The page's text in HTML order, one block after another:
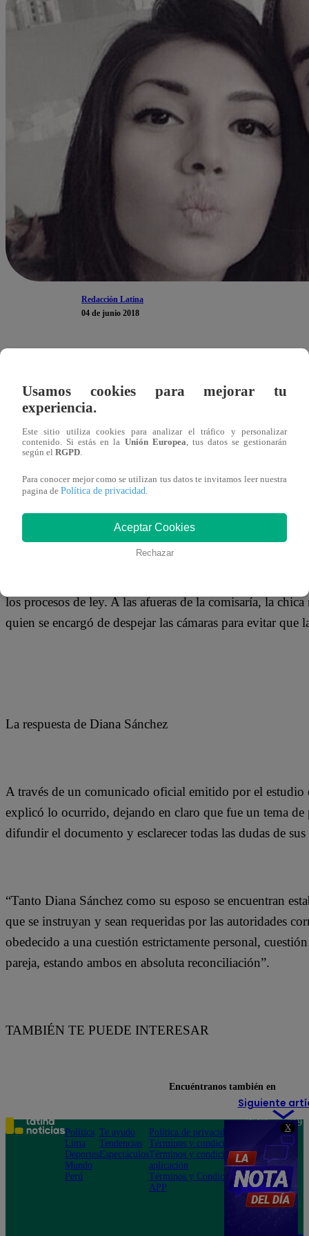
X
Redacción Latina
04 de junio 2018
su esposo Harold Cortez el pasado fin de semana. La
llevada a la comisaría de Miraflores donde permaneció
en la playa La Estrella, tras una discusión ella lo atacó
rostro. Luego de ser agredido, Harold denunció a su
los procesos de ley. A las afueras de la comisaría, la
quien se encargó de despejar las cámaras para evitar que
La respuesta de Diana Sánchez
A través de un comunicado oficial emitido por el estudio
explicó lo ocurrido, dejando en claro que fue un tema de
difundir el documento y esclarecer todas las dudas de sus
“Tanto Diana Sánchez como su esposo se encuentran
que se instruyan y sean requeridas por las autoridades
obedecido a una cuestión estrictamente personal,
pareja, estando ambos en absoluta reconciliación”.
TAMBIÉN TE PUEDE INTERESAR
Siguiente
Usamos cookies para mejorar tu
experiencia.
Este sitio utiliza cookies para analizar el tráfico y personalizar
contenido. Si estás en la Unión Europea , tus datos se gestionarán
según el RGPD
Para conocer mejor como se utilizan tus datos te invitamos leer nuestra
pagina de Política de privacidad
Aceptar Cookies
Rechazar
Encuéntranos también en
Política
Lima
Deportes
Mundo
Perú
Te ayudo
Tendencias
Espectáculos
Política de privacidad
Términos y condiciones
Términos y condiciones
aplicación
Términos y Condiciones
APP
Teléfono: 219
Av. San
Felipe 968
Jesús María